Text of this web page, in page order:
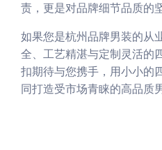
责，更是对品牌细节品质的
如果您是杭州品牌男装的从
全、工艺精湛与定制灵活的
扣期待与您携手，用小小的
同打造受市场青睐的高品质